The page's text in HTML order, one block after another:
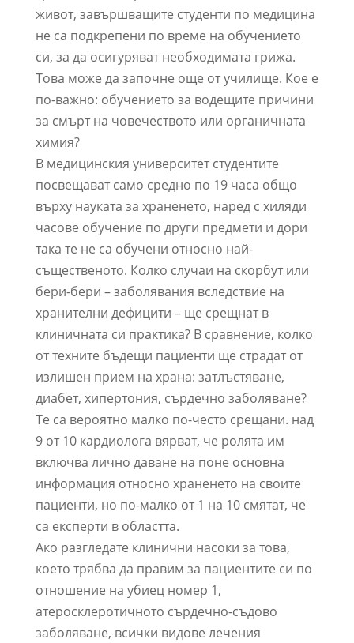
живот, завършващите студенти по медицина
не са подкрепени по време на обучението
си, за да осигуряват необходимата грижа.
Това може да започне още от училище. Кое е
по-важно: обучението за водещите причини
за смърт на човечеството или органичната
химия?
В медицинския университет студентите
посвещават само средно по 19 часа общо
върху науката за храненето, наред с хиляди
часове обучение по други предмети и дори
така те не са обучени относно най-
същественото. Колко случаи на скорбут или
бери-бери – заболявания вследствие на
хранителни дефицити – ще срещнат в
клиничната си практика? В сравнение, колко
от техните бъдещи пациенти ще страдат от
излишен прием на храна: затлъстяване,
диабет, хипертония, сърдечно заболяване?
Те са вероятно малко по-често срещани. над
9 от 10 кардиолога вярват, че ролята им
включва лично даване на поне основна
информация относно храненето на своите
пациенти, но по-малко от 1 на 10 смятат, че
са експерти в областта.
Ако разгледате клинични насоки за това,
което трябва да правим за пациентите си по
отношение на убиец номер 1,
атеросклеротичното сърдечно-съдово
заболяване, всички видове лечения